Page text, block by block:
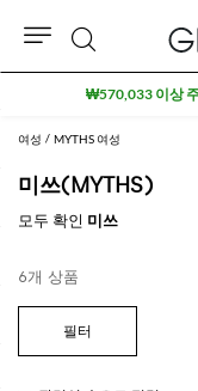
여성 MYTHS 여성
미쓰(MYTHS)
모두 확인 미쓰
6개 상품
검
색
₩570,033 이상